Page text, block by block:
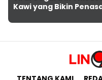
Kawi yang Bikin